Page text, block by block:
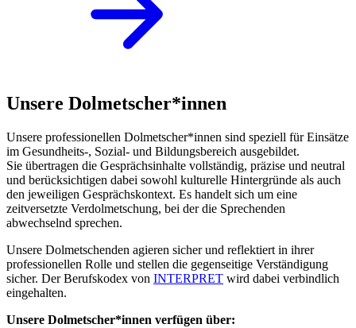
Unsere Dolmetscher*innen
Unsere professionellen Dolmetscher*innen sind speziell für Einsätze
im Gesundheits-, Sozial- und Bildungsbereich ausgebildet.
Sie übertragen die Gesprächsinhalte vollständig, präzise und neutral
und berücksichtigen dabei sowohl kulturelle Hintergründe als auch
den jeweiligen Gesprächskontext. Es handelt sich um eine
zeitversetzte Verdolmetschung, bei der die Sprechenden
abwechselnd sprechen.
Unsere Dolmetschenden agieren sicher und reflektiert in ihrer
professionellen Rolle und stellen die gegenseitige Verständigung
sicher. Der Berufskodex von INTERPRET wird dabei verbindlich
eingehalten.
Unsere Dolmetscher*innen verfügen über: